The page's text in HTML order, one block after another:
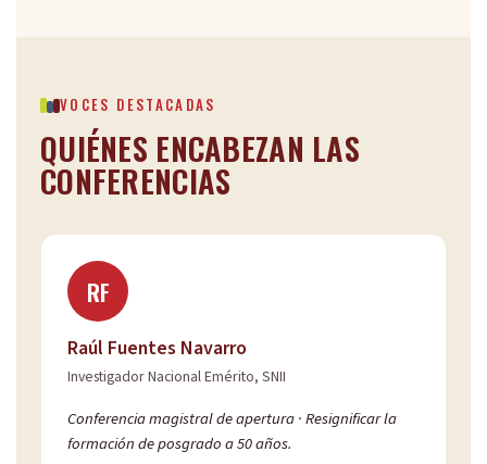
VOCES DESTACADAS
QUIÉNES ENCABEZAN LAS
CONFERENCIAS
RF
Raúl Fuentes Navarro
Investigador Nacional Emérito, SNII
Conferencia magistral de apertura · Resignificar la
formación de posgrado a 50 años.